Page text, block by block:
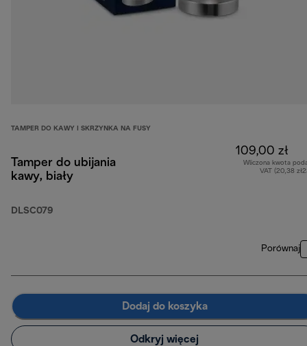
TAMPER DO KAWY I SKRZYNKA NA FUSY
Tamper do ubijania
kawy, biały
DLSC079
109,00 zł
Wliczona kwota
VAT (20,38
Porównaj
Dodaj do koszyka
Odkryj więcej